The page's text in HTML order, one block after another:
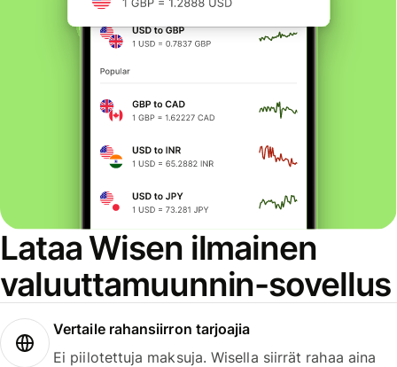
Lataa Wisen ilmainen
valuuttamuunnin-sovellus
Vertaile rahansiirron tarjoajia
Ei piilotettuja maksuja. Wisella siirrät rahaa aina